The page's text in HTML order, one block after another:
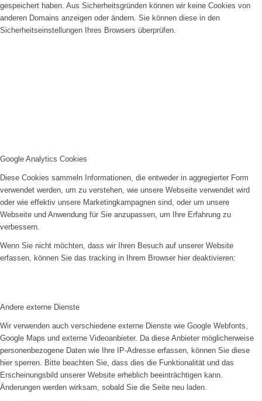
gespeichert haben. Aus Sicherheitsgründen können wir keine Cookies von
anderen Domains anzeigen oder ändern. Sie können diese in den
Sicherheitseinstellungen Ihres Browsers überprüfen.
Google Analytics Cookies
Diese Cookies sammeln Informationen, die entweder in aggregierter Form
verwendet werden, um zu verstehen, wie unsere Webseite verwendet wird
oder wie effektiv unsere Marketingkampagnen sind, oder um unsere
Webseite und Anwendung für Sie anzupassen, um Ihre Erfahrung zu
verbessern.
Wenn Sie nicht möchten, dass wir Ihren Besuch auf unserer Website
erfassen, können Sie das tracking in Ihrem Browser hier deaktivieren:
Andere externe Dienste
Wir verwenden auch verschiedene externe Dienste wie Google Webfonts,
Google Maps und externe Videoanbieter. Da diese Anbieter möglicherweise
personenbezogene Daten wie Ihre IP-Adresse erfassen, können Sie diese
hier sperren. Bitte beachten Sie, dass dies die Funktionalität und das
Erscheinungsbild unserer Website erheblich beeinträchtigen kann.
Änderungen werden wirksam, sobald Sie die Seite neu laden.